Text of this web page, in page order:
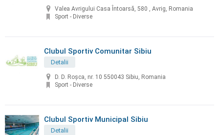
Valea Avrigului Casa Întoarsă, 580 , Avrig, Romania
Sport - Diverse
Clubul Sportiv Comunitar Sibiu
Detalii
D. D. Roșca, nr. 10 550043 Sibiu, Romania
Sport - Diverse
Clubul Sportiv Municipal Sibiu
Detalii